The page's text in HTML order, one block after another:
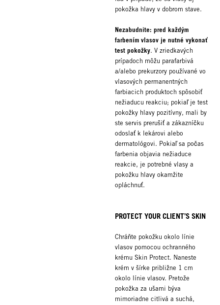
pokožka hlavy v dobrom stave.
Nezabudnite: pred každým
farbením vlasov je nutné vykonať
test pokožky. V zriedkavých
prípadoch môžu parafarbivá
a/alebo prekurzory používané vo
vlasových permanentných
farbiacich produktoch spôsobiť
nežiaducu reakciu; pokiaľ je test
pokožky hlavy pozitívny, mali by
ste servis prerušiť a zákazníčku
odoslať k lekárovi alebo
dermatológovi. Pokiaľ sa počas
farbenia objavia nežiaduce
reakcie, je potrebné vlasy a
pokožku hlavy okamžite
opláchnuť.
PROTECT YOUR CLIENT’S SKIN
Chráňte pokožku okolo línie
vlasov pomocou ochranného
krému Skin Protect. Naneste
krém v šírke približne 1 cm
okolo línie vlasov. Pretože
pokožka za ušami býva
mimoriadne citlivá a suchá,